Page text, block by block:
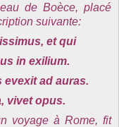
de Boèce, placé
suivante:
et qui
in exilium.
ad auras.
vivet opus.
voyage à Rome, fit